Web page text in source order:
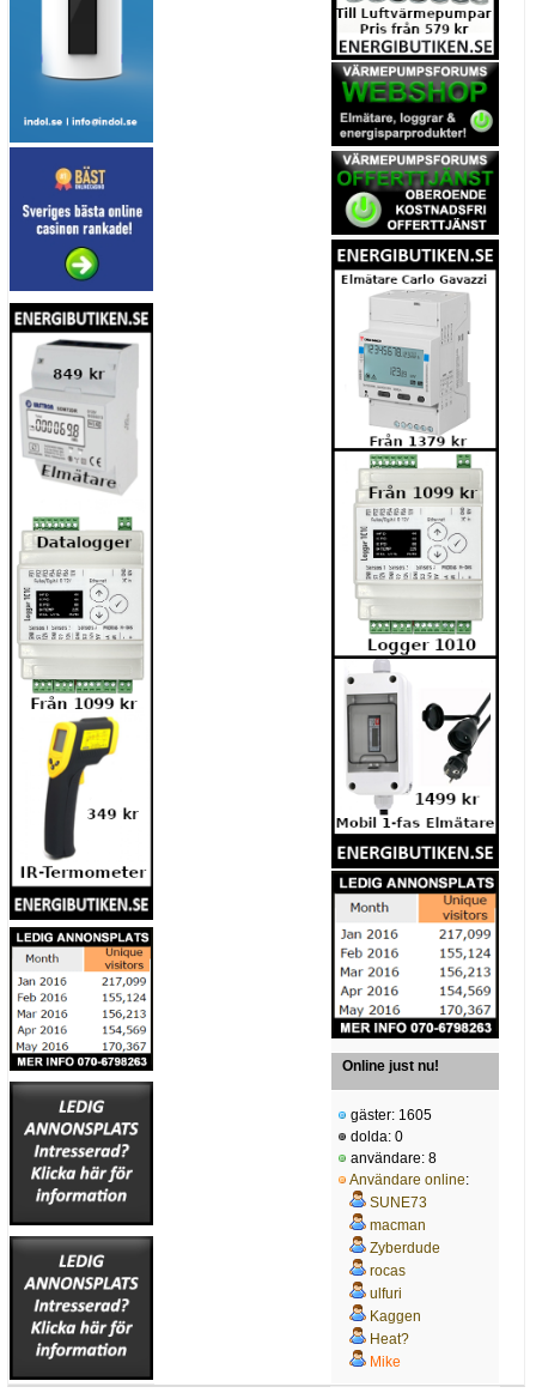
Online just nu!
gäster: 1605
dolda: 0
användare: 8
Användare online:
SUNE73
macman
Zyberdude
rocas
ulfuri
Kaggen
Heat?
Mike